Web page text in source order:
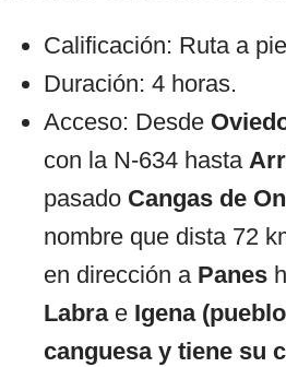
Calificación: Ruta a
Duración: 4 horas.
Acceso: Desde
con la N-634 hasta
pasado Cangas de
nombre que dista 72
en dirección a Panes
Labrae Igena
canguesa y tiene su